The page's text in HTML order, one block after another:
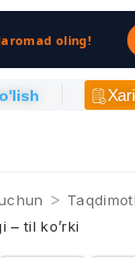
oling!
>
– til ko’rki